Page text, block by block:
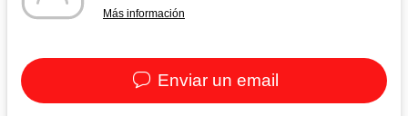
Más información
Enviar un email